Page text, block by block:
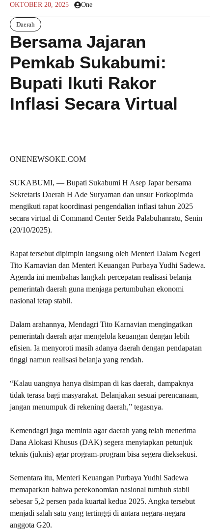
OKTOBER 20, 2025 One
Daerah
Bersama Jajaran
Pemkab Sukabumi:
Bupati Ikuti Rakor
Inflasi Secara Virtual
ONENEWSOKE.COM
SUKABUMI, — Bupati Sukabumi H Asep Japar bersama
Sekretaris Daerah H Ade Suryaman dan unsur Forkopimda
mengikuti rapat koordinasi pengendalian inflasi tahun 2025
secara virtual di Command Center Setda Palabuhanratu, Senin
(20/10/2025).
Rapat tersebut dipimpin langsung oleh Menteri Dalam Negeri
Tito Karnavian dan Menteri Keuangan Purbaya Yudhi Sadewa.
Agenda ini membahas langkah percepatan realisasi belanja
pemerintah daerah guna menjaga pertumbuhan ekonomi
nasional tetap stabil.
Dalam arahannya, Mendagri Tito Karnavian mengingatkan
pemerintah daerah agar mengelola keuangan dengan lebih
efisien. Ia menyoroti masih adanya daerah dengan pendapatan
tinggi namun realisasi belanja yang rendah.
“Kalau uangnya hanya disimpan di kas daerah, dampaknya
tidak terasa bagi masyarakat. Belanjakan sesuai perencanaan,
jangan menumpuk di rekening daerah,” tegasnya.
Kemendagri juga meminta agar daerah yang telah menerima
Dana Alokasi Khusus (DAK) segera menyiapkan petunjuk
teknis (juknis) agar program-program bisa segera dieksekusi.
Sementara itu, Menteri Keuangan Purbaya Yudhi Sadewa
memaparkan bahwa perekonomian nasional tumbuh stabil
sebesar 5,2 persen pada kuartal kedua 2025. Angka tersebut
menjadi salah satu yang tertinggi di antara negara-negara
anggota G20.